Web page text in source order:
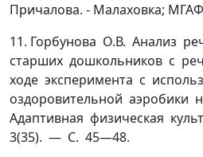
Причалова. - Малаховка;
11. Горбунова О.В. Анализ
старших дошкольников с
ходе эксперимента с
оздоровительной аэробики
Адаптивная физическая
3(35). — С. 45—48.